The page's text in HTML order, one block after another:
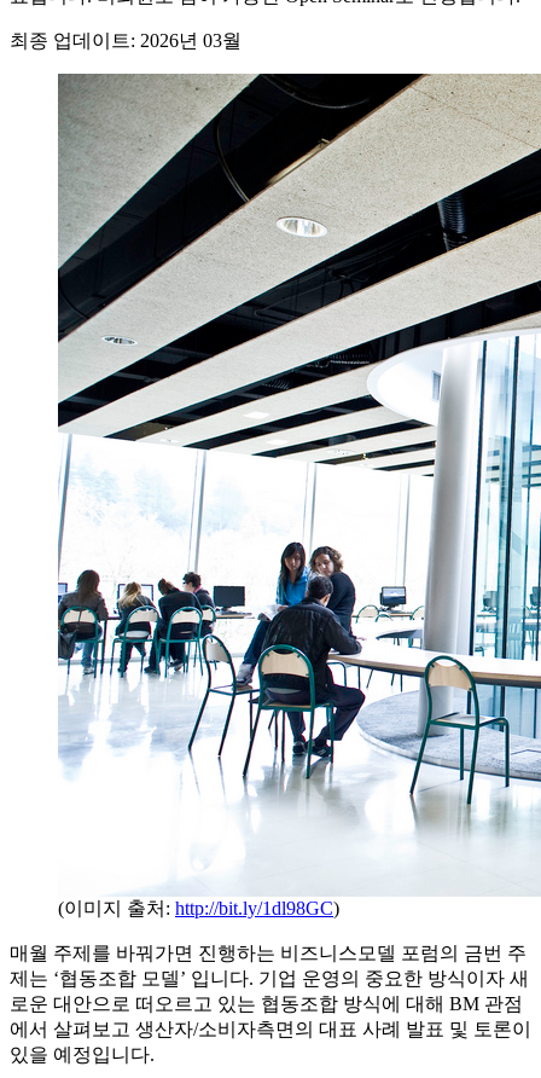
최종 업데이트: 2026년 03월
(이미지 출처: http://bit.ly/1dl98GC)
매월 주제를 바꿔가면 진행하는 비즈니스모델 포럼의 금번 주
제는 ‘협동조합 모델’ 입니다. 기업 운영의 중요한 방식이자 새
로운 대안으로 떠오르고 있는 협동조합 방식에 대해 BM 관점
에서 살펴보고 생산자/소비자측면의 대표 사례 발표 및 토론이
있을 예정입니다.